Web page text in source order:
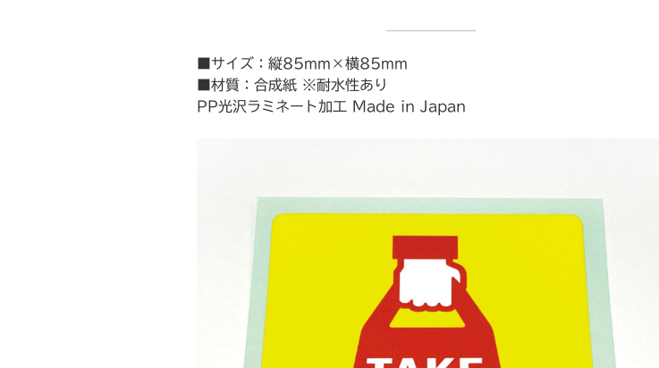
■サイズ：縦85mm×横85mm
■材質：合成紙 ※耐水性あり
PP光沢ラミネート加工 Made in Japan